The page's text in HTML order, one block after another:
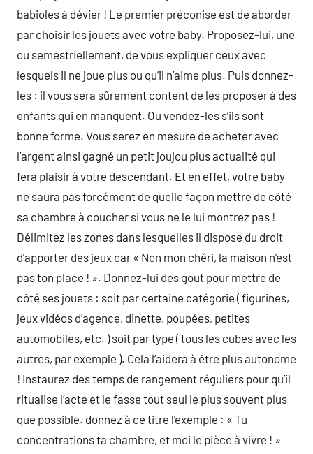
babioles à dévier ! Le premier préconise est de aborder
par choisir les jouets avec votre baby. Proposez-lui, une
ou semestriellement, de vous expliquer ceux avec
lesquels il ne joue plus ou qu’il n’aime plus. Puis donnez-
les : il vous sera sûrement content de les proposer à des
enfants qui en manquent. Ou vendez-les s’ils sont
bonne forme. Vous serez en mesure de acheter avec
l’argent ainsi gagné un petit joujou plus actualité qui
fera plaisir à votre descendant. Et en effet, votre baby
ne saura pas forcément de quelle façon mettre de côté
sa chambre à coucher si vous ne le lui montrez pas !
Délimitez les zones dans lesquelles il dispose du droit
d’apporter des jeux car « Non mon chéri, la maison n’est
pas ton place ! ». Donnez-lui des gout pour mettre de
côté ses jouets : soit par certaine catégorie ( figurines,
jeux vidéos d’agence, dinette, poupées, petites
automobiles, etc. ) soit par type ( tous les cubes avec les
autres, par exemple ). Cela l’aidera à être plus autonome
! Instaurez des temps de rangement réguliers pour qu’il
ritualise l’acte et le fasse tout seul le plus souvent plus
que possible. donnez à ce titre l’exemple : « Tu
concentrations ta chambre, et moi le pièce à vivre ! »